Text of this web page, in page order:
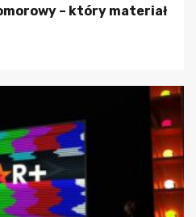
– który materiał